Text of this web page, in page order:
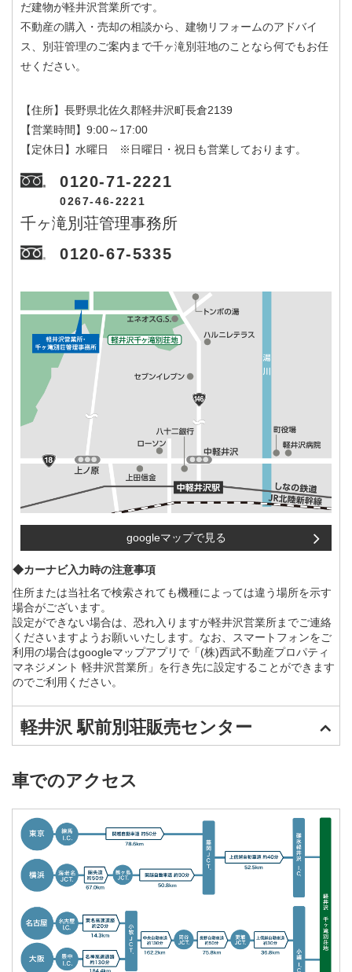
だ建物が軽井沢営業所です。
不動産の購入・売却の相談から、建物リフォームのアドバイ
ス、別荘管理のご案内まで千ヶ滝別荘地のことなら何でもお任
せください。
【住所】長野県北佐久郡軽井沢町長倉2139
【営業時間】9:00～17:00
【定休日】水曜日 ※日曜日・祝日も営業しております。
0120-71-2221
0267-46-2221
千ヶ滝別荘管理事務所
0120-67-5335
googleマップで見る
◆カーナビ入力時の注意事項
住所または当社名で検索されても機種によっては違う場所を示す
場合がございます。
設定ができない場合は、恐れ入りますが軽井沢営業所までご連絡
くださいますようお願いいたします。なお、スマートフォンをご
利用の場合はgoogleマップアプリで「(株)西武不動産プロパティ
マネジメント 軽井沢営業所」を行き先に設定することができます
のでご利用ください。
軽井沢 駅前別荘販売センター
車でのアクセス